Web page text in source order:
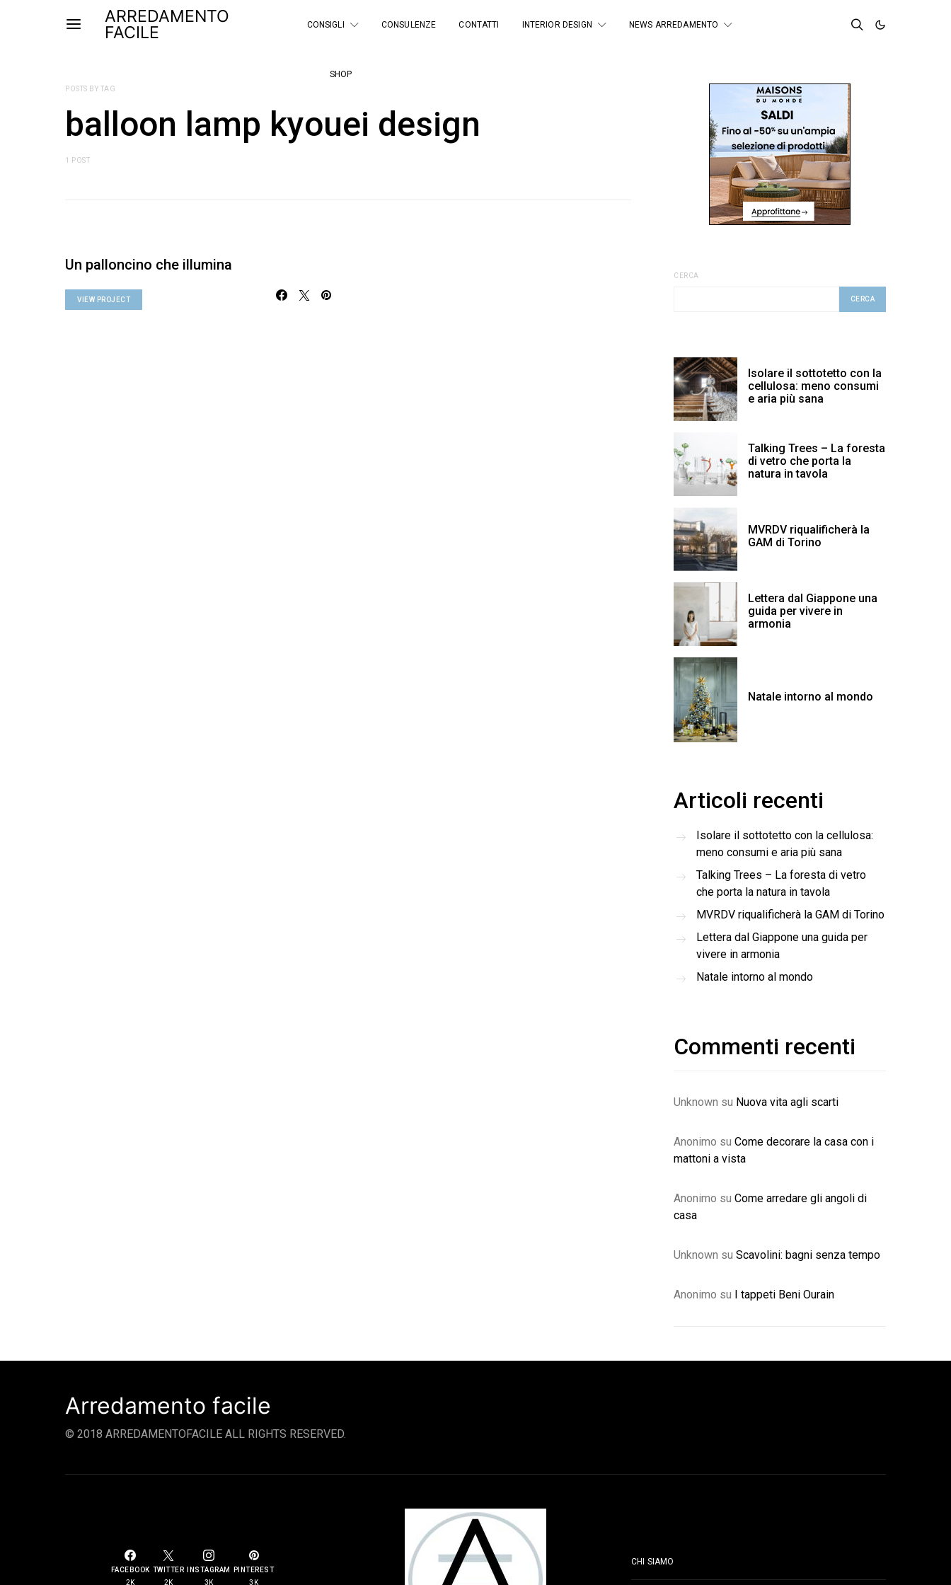
ARREDAMENTO
FACILE
CONSIGLI CONSULENZE CONTATTI INTERIOR DESIGN NEWS ARREDAMENTO
SHOP
POSTS BY TAG
balloon lamp kyouei design
1 POST
Un palloncino che illumina
VIEW PROJECT
CERCA
CERCA
Isolare il sottotetto con la
cellulosa: meno consumi
e aria più sana
Talking Trees – La foresta
di vetro che porta la
natura in tavola
MVRDV riqualificherà la
GAM di Torino
Lettera dal Giappone una
guida per vivere in
armonia
Natale intorno al mondo
Articoli recenti
Isolare il sottotetto con la cellulosa:
meno consumi e aria più sana
Talking Trees – La foresta di vetro
che porta la natura in tavola
MVRDV riqualificherà la GAM di Torino
Lettera dal Giappone una guida per
vivere in armonia
Natale intorno al mondo
Commenti recenti
Unknown su Nuova vita agli scarti
Anonimo su Come decorare la casa con i
mattoni a vista
Anonimo su Come arredare gli angoli di
casa
Unknown su Scavolini: bagni senza tempo
Anonimo su I tappeti Beni Ourain
Arredamento facile
© 2018 ARREDAMENTOFACILE ALL RIGHTS RESERVED.
FACEBOOK
2K
TWITTER
2K
INSTAGRAM
3K
PINTEREST
3K
CHI SIAMO